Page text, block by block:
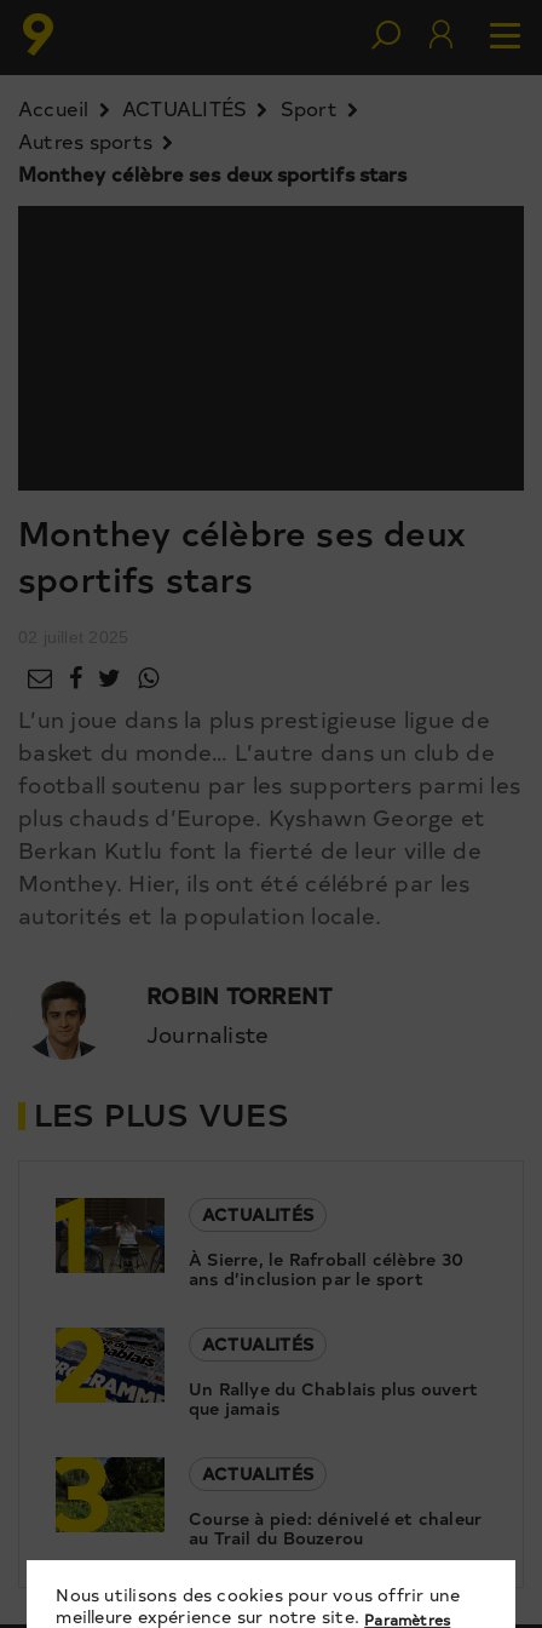
Accueil ACTUALITÉS
Sport
Autres sports
Monthey célèbre ses deux sportifs stars
Monthey célèbre ses deux
sportifs stars
L’un joue dans la plus prestigieuse ligue de
basket du monde… L’autre dans un club de
football soutenu par les supporters parmi les
plus chauds d’Europe. Kyshawn George et
Berkan Kutlu font la fierté de leur ville de
Monthey. Hier, ils ont été célébré par les
autorités et la population locale.
ROBIN TORRENT
Journaliste
LES PLUS VUES
1
ACTUALITÉS
À Sierre, le Rafroball célèbre 30
ans d’inclusion par le sport
2
ACTUALITÉS
Un Rallye du Chablais plus ouvert
que jamais
3
ACTUALITÉS
Course à pied: dénivelé et chaleur
au Trail du Bouzerou
Nous utilisons des cookies pour vous offrir une
meilleure expérience sur notre site. Paramètres